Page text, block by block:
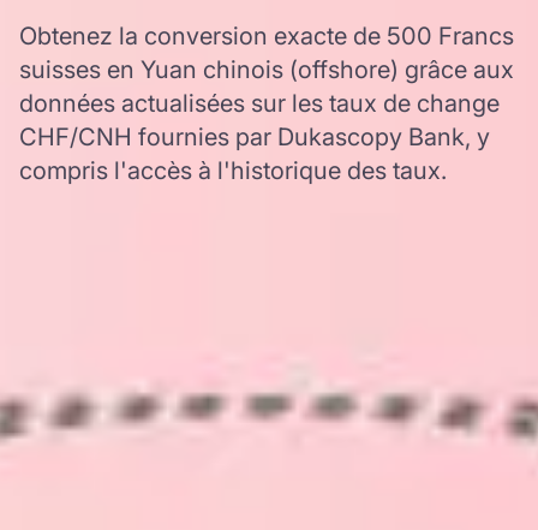
Obtenez la conversion exacte de 500 Francs
suisses en Yuan chinois (offshore) grâce aux
données actualisées sur les taux de change
CHF/CNH fournies par Dukascopy Bank, y
compris l'accès à l'historique des taux.